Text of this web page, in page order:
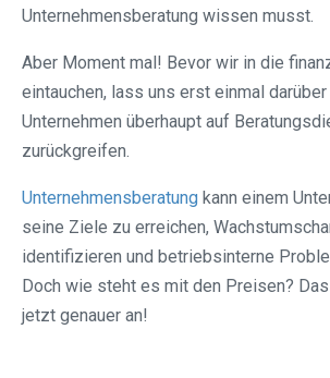
Unternehmensberatung wissen musst.
Aber Moment mal! Bevor wir in die
eintauchen, lass uns erst einmal
Unternehmen überhaupt auf
zurückgreifen.
Unternehmensberatung kann einem
seine Ziele zu erreichen,
identifizieren und betriebsinterne
Doch wie steht es mit den Preisen?
jetzt genauer an!